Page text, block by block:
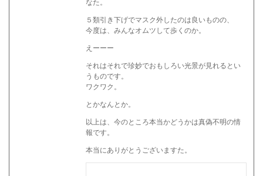
なた。
５類引き下げでマスク外したのは良いものの、
今度は、みんなオムツして歩くのか。
えーーー
それはそれで珍妙でおもしろい光景が見れるとい
うものです。
ワクワク。
とかなんとか。
以上は、今のところ本当かどうかは真偽不明の情
報です。
本当にありがとうございますた。